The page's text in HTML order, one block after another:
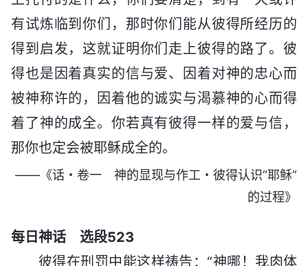
有试炼临到你们，那时你们能从彼得所经历的
得到启发，这就证明你们走上彼得的路了。彼
得也是因着真实的信与爱、因着对神的忠心而
被神称许的，因着他的诚实与渴慕神的心而得
着了神的成全。你若真有彼得一样的爱与信，
那你也定会被耶稣成全的。
——《话・卷一 神的显现与作工・彼得认识“耶稣”
的过程》
每日神话 选段523
彼得在刑罚中能这样祷告：“神哪！我肉体